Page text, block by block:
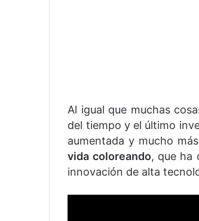
Al igual que muchas
del tiempo y el último
aumentada y mucho
vida coloreando, que ha
innovación de alta